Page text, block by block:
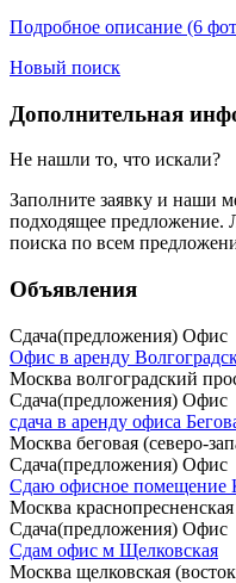
Подробное описание (6
Новый поиск
Дополнительная
Не нашли то, что искали?
Заполните заявку и наши
подходящее предложение.
поиска по всем
Объявления
Сдача(предложения) Офис
Офис в аренду
Москва волгоградский
Сдача(предложения) Офис
сдача в аренду офиса
Москва беговая (северо-
Сдача(предложения) Офис
Сдаю офисное помещение
Москва
Сдача(предложения) Офис
Сдам офис м Щелковская
Москва щелковская